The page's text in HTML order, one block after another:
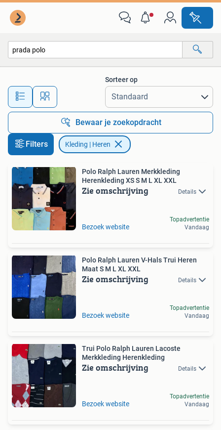
Alle afstanden…
Sorteer op
Bewaar je zoekopdracht
Filters Kleding | Heren
Polo Ralph Lauren Merkkleding
Herenkleding XS S M L XL XXL
Zie omschrijving Details
Bezoek website
Topadvertentie
Vandaag
Polo Ralph Lauren V-Hals Trui Heren
Maat S M L XL XXL
Zie omschrijving Details
Bezoek website
Topadvertentie
Vandaag
Trui Polo Ralph Lauren Lacoste
Merkkleding Herenkleding
Zie omschrijving Details
Bezoek website
Topadvertentie
Vandaag